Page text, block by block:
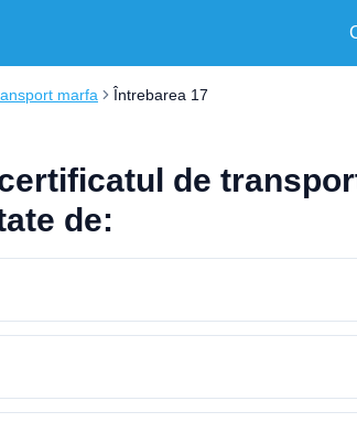
marfa Întrebarea 17
de
de: